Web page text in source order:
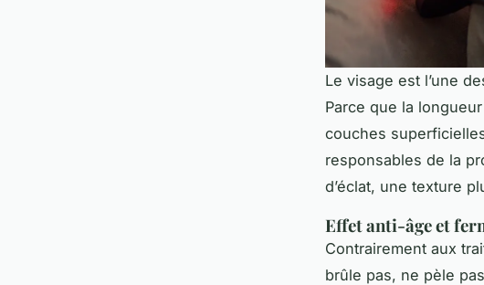
Le visage est l’une
Parce que la longueur
couches
responsables de la
d’éclat, une texture
Effet anti-âge et
Contrairement aux
brûle pas, ne pèle